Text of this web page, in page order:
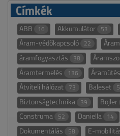
Címkék
ABB 16 Akkumulátor 53
Áram-védőkapcsoló 22
áramfogyasztás 38
Áramtermelés 136 Áramütés
Átviteli hálózat 73 Baleset
Biztonságtechnika 39 Bojler
Construma 52 Daniella 14
Dokumentálás 58 E-